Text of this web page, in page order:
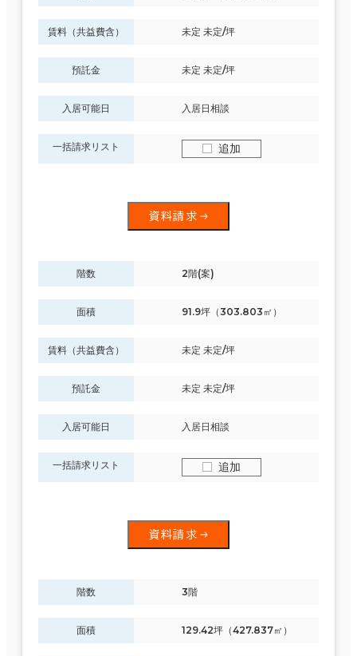
賃料（共益費含） 未定 未定/坪
預託金 未定 未定/坪
入居可能日 入居日相談
一括請求リスト 追加
資料請求
階数 2階(案)
面積 91.9坪（303.803㎡）
賃料（共益費含） 未定 未定/坪
預託金 未定 未定/坪
入居可能日 入居日相談
一括請求リスト 追加
資料請求
階数 3階
面積 129.42坪（427.837㎡）